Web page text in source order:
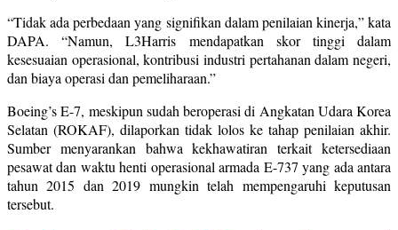
“Tidak ada perbedaan yang signifikan dalam penilaian kinerja,” kata
DAPA. “Namun, L3Harris mendapatkan skor tinggi dalam
kesesuaian operasional, kontribusi industri pertahanan dalam negeri,
dan biaya operasi dan pemeliharaan.”
Boeing’s E-7, meskipun sudah beroperasi di Angkatan Udara Korea
Selatan (ROKAF), dilaporkan tidak lolos ke tahap penilaian akhir.
Sumber menyarankan bahwa kekhawatiran terkait ketersediaan
pesawat dan waktu henti operasional armada E-737 yang ada antara
tahun 2015 dan 2019 mungkin telah mempengaruhi keputusan
tersebut.